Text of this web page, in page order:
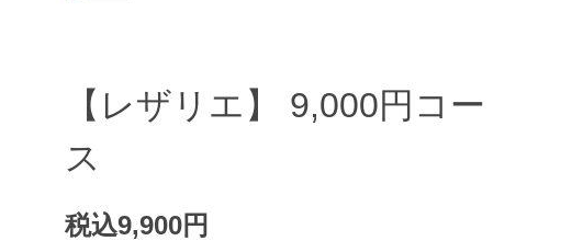
【レザリエ】 9,000円コー
ス
税込9,900円